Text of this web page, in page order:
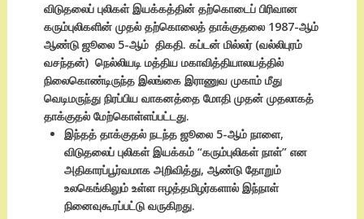
விடுதலைப் புலிகள் இயக்கத்தின் தற்கொடைப் பிரிவான
கரும்புலிகளின் முதல் தற்கொலைத் தாக்குதலை 1987-ஆம்
ஆண்டு ஜூலை 5-ஆம் திகதி. கப்டன் மில்லர் (வல்லிபுரம்
வசந்தன்) நெல்லியடி மத்திய மகாவித்தியாலயத்தில்
நிலைகொண்டிருந்த இலங்கை இராணுவ முகாம் மீது
வெடிமருந்து நிரப்பிய வாகனத்தை மோதி முதன் முதலாகத்
தாக்குதல் மேற்கொள்ளப்பட்டது.
இந்தத் தாக்குதல் நடந்த ஜூலை 5-ஆம் நாளை,
விடுதலைப் புலிகள் இயக்கம் “கரும்புலிகள் நாள்” என
அதிகாரப்பூர்வமாக அறிவித்து, ஆண்டு தோறும்
உலகெங்கிலும் உள்ள ஈழத்தமிழர்களால் இந்நாள்
நினைவுகூரப்பட்டு வருகிறது.